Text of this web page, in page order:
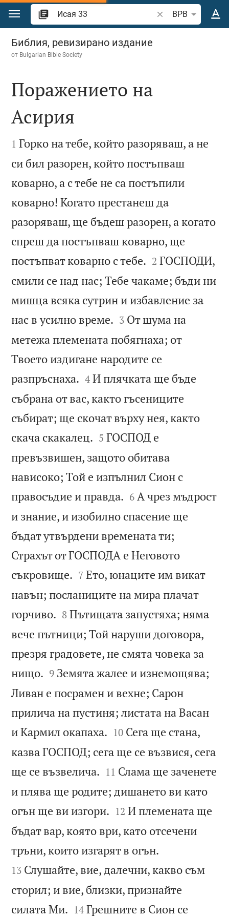
Преминете към съдържанието
Търсете стих или
BPB
Исая 33
Библия, ревизирано издание
от Bulgarian Bible Society

Поражението на
Асирия

1 Горко на тебе, който разоряваш, а не
си бил разорен, който постъпваш
коварно, а с тебе не са постъпили
коварно! Когато престанеш да
разоряваш, ще бъдеш разорен, а когато
спреш да постъпваш коварно, ще
постъпват коварно с тебе. 

2 ГОСПОДИ,
смили се над нас; Тебе чакаме; бъди ни
мишца всяка сутрин и избавление за
нас в усилно време. 

3 От шума на
метежа племената побягнаха; от
Твоето издигане народите се
разпръснаха. 

4 И плячката ще бъде
събрана от вас, както гъсениците
събират; ще скочат върху нея, както
скача скакалец. 

5 ГОСПОД е
превъзвишен, защото обитава
нависоко; Той е изпълнил Сион с
правосъдие и правда. 

6 А чрез мъдрост
и знание, и изобилно спасение ще
бъдат утвърдени времената ти;
Страхът от ГОСПОДА е Неговото
съкровище. 

7 Ето, юнаците им викат
навън; посланиците на мира плачат
горчиво. 

8 Пътищата запустяха; няма
вече пътници; Той наруши договора,
презря градовете, не смята човека за
нищо. 

9 Земята жалее и изнемощява;
Ливан е посрамен и вехне; Сарон
прилича на пустиня; листата на Васан
и Кармил окапаха. 

10 Сега ще стана,
казва ГОСПОД; сега ще се възвися, сега
ще се възвелича. 

11 Слама ще заченете
и плява ще родите; дишането ви като
огън ще ви изгори. 

12 И племената ще
бъдат вар, която ври, като отсечени
тръни, които изгарят в огън.
13 Слушайте, вие, далечни, какво съм
сторил; и вие, близки, признайте
силата Ми. 

14 Грешните в Сион се